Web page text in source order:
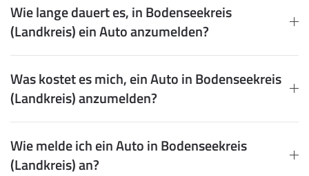
Wie lange dauert es, in Bodenseekreis
(Landkreis) ein Auto anzumelden?
Was kostet es mich, ein Auto in Bodenseekreis
(Landkreis) anzumelden?
Wie melde ich ein Auto in Bodenseekreis
(Landkreis) an?